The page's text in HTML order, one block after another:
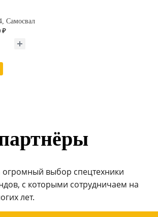
Самосвал
₽
выбор спецтехники
с которыми сотрудничаем на
лет.